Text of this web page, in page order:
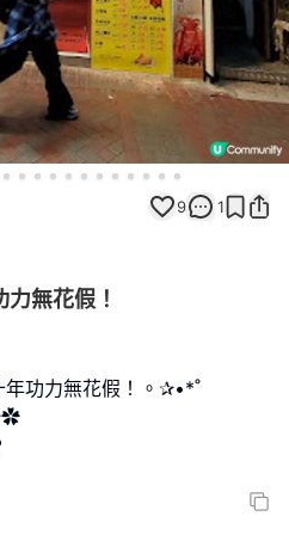
9 1
無花假！
功力無花假！。✰•*˚